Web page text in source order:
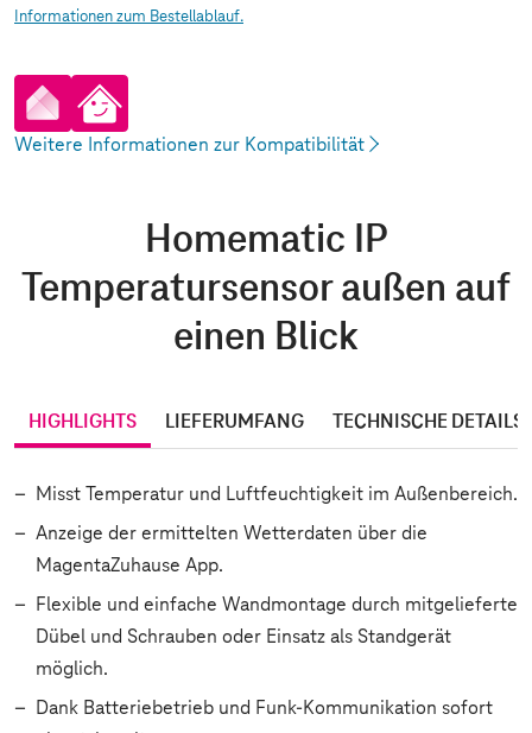
Informationen zum Bestellablauf.
App
Weitere Informationen zur Kompatibilität
Homematic IP
Temperatursensor außen auf
einen Blick
HIGHLIGHTS LIEFERUMFANG TECHNISCHE DETAILS
Misst Temperatur und Luftfeuchtigkeit im Außenbereich.
Anzeige der ermittelten Wetterdaten über die
MagentaZuhause App.
Flexible und einfache Wandmontage durch mitgelieferte
Dübel und Schrauben oder Einsatz als Standgerät
möglich.
Dank Batteriebetrieb und Funk-Kommunikation sofort